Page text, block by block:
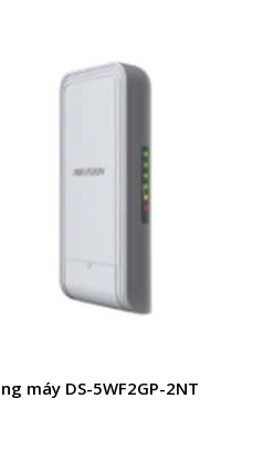
máy DS-5WF2GP-2NT